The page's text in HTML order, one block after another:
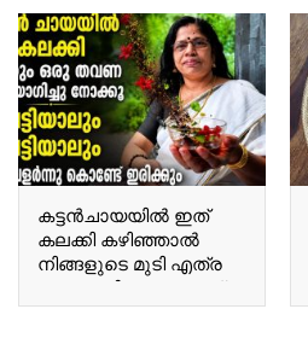
കട്ടൻചായയിൽ ഇത്
കലക്കി കഴിഞ്ഞാൽ
നിങ്ങളുടെ മുടി എത്ര
നരച്ച മുടിയും കറുത്ത്
കിട്ടും Once you mix this